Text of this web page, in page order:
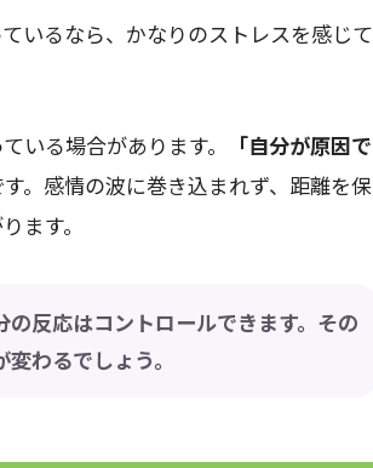
いるなら、かなりのストレスを感じて
いる場合があります。
「自分が原因で
。感情の波に巻き込まれず、距離を保
ます。
反応はコントロールできます。その
わるでしょう。